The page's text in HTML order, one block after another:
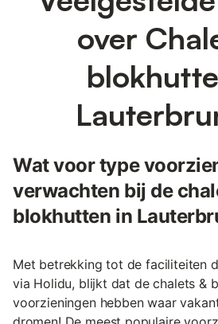
over
Wat voor type
verwachten bij de
blokhutten in
Met betrekking tot de faciliteiten
via Holidu, blijkt dat de chalets &
voorzieningen hebben waar